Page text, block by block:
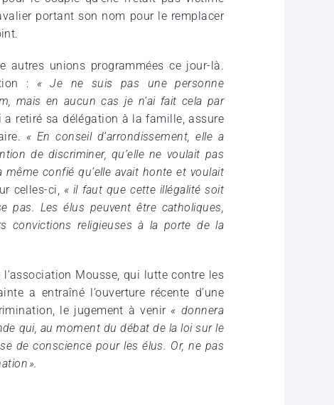
portant son nom pour le remplacer
autres unions programmées ce jour-là.
: « Je ne suis pas une personne
mais en aucun cas je n’ai fait cela par
a retiré sa délégation à la famille, assure
« En conseil d’arrondissement, elle a
de discriminer, qu’elle ne voulait pas
même confié qu’elle avait honte et voulait
celles-ci, « il faut que cette illégalité soit
pas. Les élus peuvent être catholiques,
convictions religieuses à la porte de la
l’association Mousse, qui lutte contre les
a entraîné l’ouverture récente d’une
le jugement à venir « donnera
qui, au moment du débat de la loi sur le
de conscience pour les élus. Or, ne pas
».